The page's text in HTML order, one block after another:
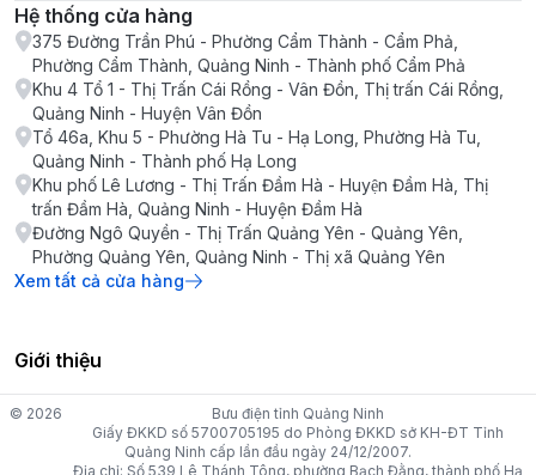
Hệ thống cửa hàng
375 Đường Trần Phú - Phường Cẩm Thành - Cẩm Phả,
Phường Cẩm Thành, Quảng Ninh - Thành phố Cẩm Phả
Khu 4 Tổ 1 - Thị Trấn Cái Rồng - Vân Đồn, Thị trấn Cái Rồng,
Quảng Ninh - Huyện Vân Đồn
Tổ 46a, Khu 5 - Phường Hà Tu - Hạ Long, Phường Hà Tu,
Quảng Ninh - Thành phố Hạ Long
Khu phố Lê Lương - Thị Trấn Đầm Hà - Huyện Đầm Hà, Thị
trấn Đầm Hà, Quảng Ninh - Huyện Đầm Hà
Đường Ngô Quyền - Thị Trấn Quảng Yên - Quảng Yên,
Phường Quảng Yên, Quảng Ninh - Thị xã Quảng Yên
Xem tất cả cửa hàng
Giới thiệu
© 2026
Bưu điện tỉnh Quảng Ninh
Giấy ĐKKD số 5700705195 do Phòng ĐKKD sở KH-ĐT Tỉnh
Quảng Ninh cấp lần đầu ngày 24/12/2007.
Địa chỉ: Số 539 Lê Thánh Tông, phường Bạch Đằng, thành phố Hạ